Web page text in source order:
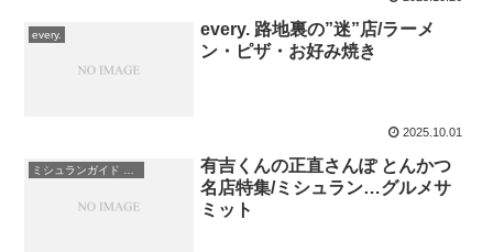
every.
every. 路地裏の”迷”店/ラーメ
ン・ピザ・お好み焼き
2025.10.01
ミシュランガイド ビブグルマン
有吉くんの正直さんぽ とんかつ
名店特集/ミシュラン…グルメサ
ミット